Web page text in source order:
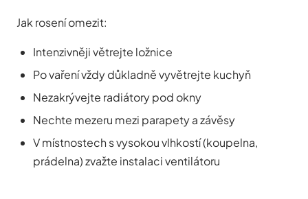
Jak rosení omezit:
Intenzivněji větrejte ložnice
Po vaření vždy důkladně vyvětrejte kuchyň
Nezakrývejte radiátory pod okny
Nechte mezeru mezi parapety a závěsy
V místnostech s vysokou vlhkostí (koupelna,
prádelna) zvažte instalaci ventilátoru